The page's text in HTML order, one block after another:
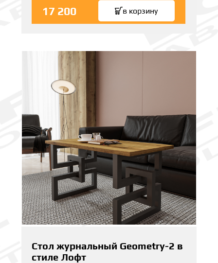
17 200 в корзину
Стол журнальный Geometry-2 в
стиле Лофт